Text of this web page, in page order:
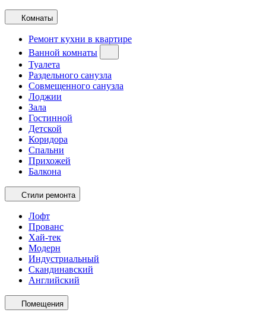
Комнаты
Ремонт кухни в квартире
Ванной комнаты
Туалета
Раздельного санузла
Совмещенного санузла
Лоджии
Зала
Гостинной
Детской
Коридора
Спальни
Прихожей
Балкона
Стили ремонта
Лофт
Прованс
Хай-тек
Модерн
Индустриальный
Скандинавский
Английский
Помещения